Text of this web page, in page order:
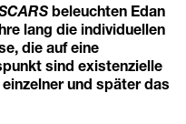
beleuchten Edan
lang die individuellen
die auf eine
sind existenzielle
und später das